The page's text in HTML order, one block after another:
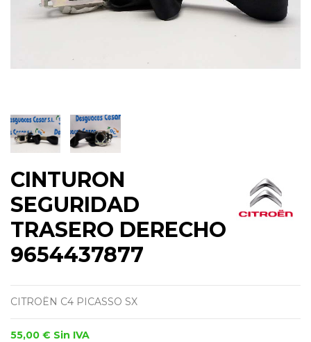
CINTURON
SEGURIDAD
TRASERO DERECHO
9654437877
CITROËN C4 PICASSO SX
55,00 € Sin IVA